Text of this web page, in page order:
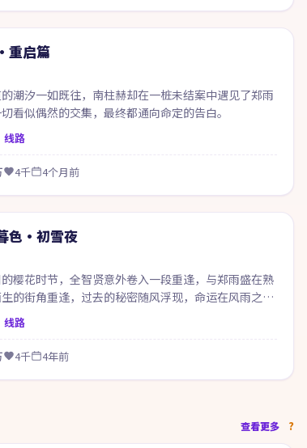
重启篇
潮汐一如既往，南柱赫却在一桩未结案中遇见了郑雨
看似偶然的交集，最终都通向命定的告白。
线路
4千 4个月前
色·初雪夜
樱花时节，全智贤意外卷入一段重逢，与郑雨盛在熟
的街角重逢，过去的秘密随风浮现，命运在风雨之间
。
线路
4千 4年前
查看更多
99:58